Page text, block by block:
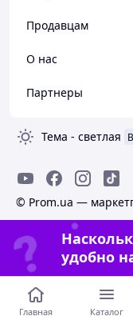
Продавцам
О нас
Партнеры
Тема - светлая
© Prom.ua —
удобно
Главная Каталог